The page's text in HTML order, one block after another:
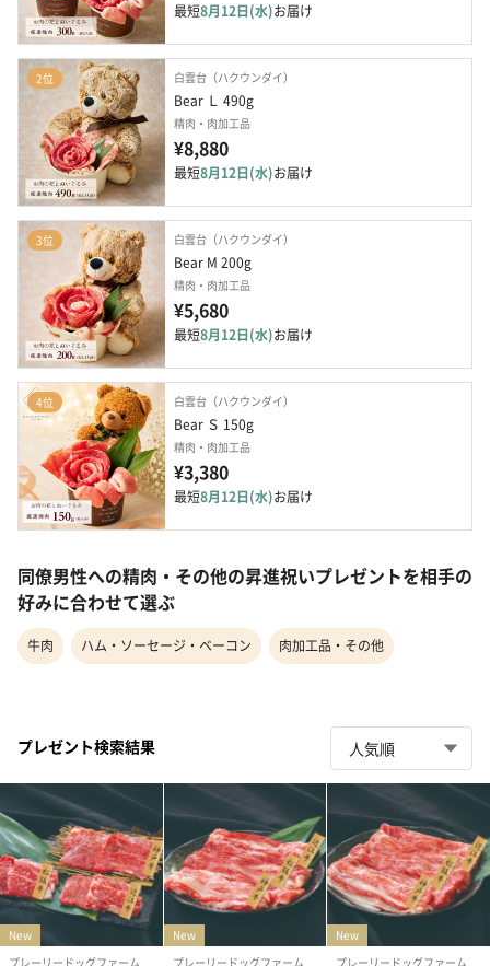
最短8月12日(水)お届け
2位 白雲台（ハクウンダイ）
Bear Ｌ 490g
精肉・肉加工品
¥8,880
最短8月12日(水)お届け
3位 白雲台（ハクウンダイ）
Bear M 200g
精肉・肉加工品
¥5,680
最短8月12日(水)お届け
4位 白雲台（ハクウンダイ）
Bear Ｓ 150g
精肉・肉加工品
¥3,380
最短8月12日(水)お届け
同僚男性への精肉・その他の昇進祝いプレゼントを相手の
好みに合わせて選ぶ
牛肉 ハム・ソーセージ・ベーコン 肉加工品・その他
プレゼント検索結果